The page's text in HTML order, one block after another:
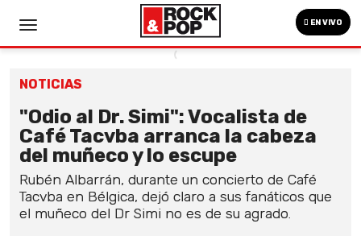
EN VIVO
NOTICIAS
"Odio al Dr. Simi": Vocalista de
Café Tacvba arranca la cabeza
del muñeco y lo escupe
Rubén Albarrán, durante un concierto de Café
Tacvba en Bélgica, dejó claro a sus fanáticos que
el muñeco del Dr Simi no es de su agrado.